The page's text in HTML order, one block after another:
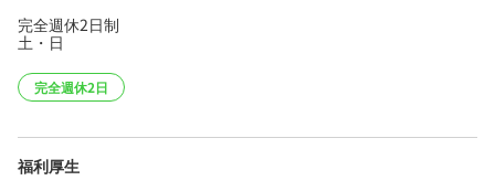
完全週休2日制
土・日
完全週休2日
福利厚生